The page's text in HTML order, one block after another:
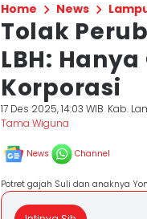
Home News
Tolak
LBH:
Korporasi
17 Des 2025, 14:03 WIB Kab.
Tama Wiguna
News Channel
Potret gajah Suli dan anaknya